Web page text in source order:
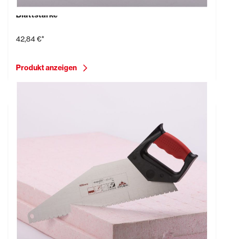
Boden-Glätter, 425 mm x 125 mm, 1,0 mm
Blattstärke
42,84 €*
Produkt anzeigen